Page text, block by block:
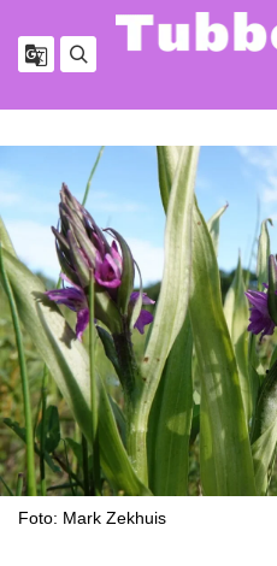
Foto: Mark Zekhuis